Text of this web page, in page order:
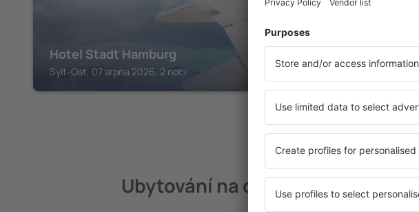
Hotel Stadt Hamburg
Sylt-Ost, 07 srpna 2026, 2 noci Sylt-Ost, 07
Podívejte se
Ubytování na ostrově Sylt